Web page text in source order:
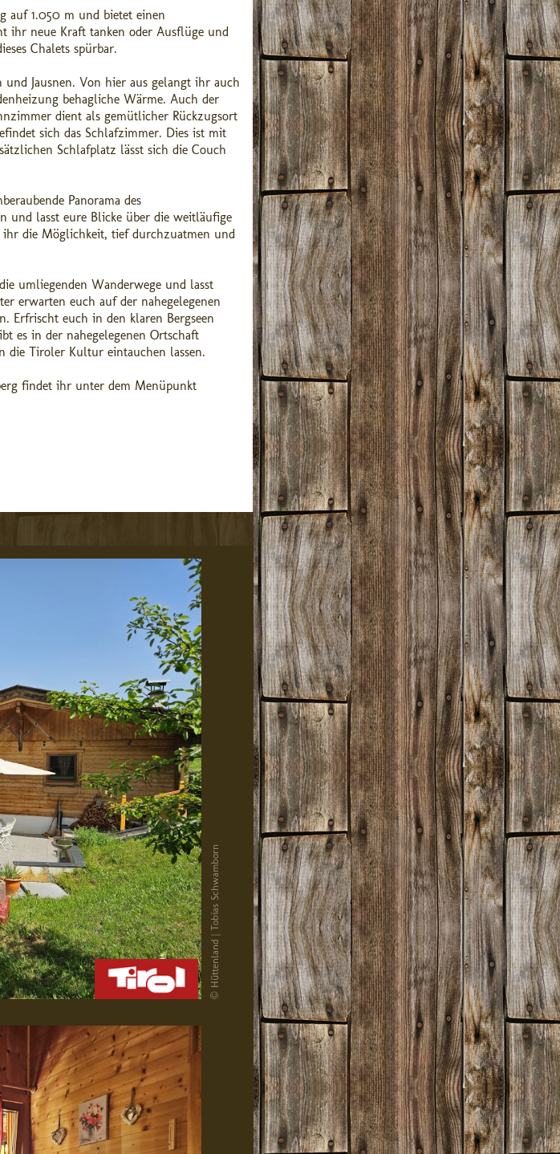
auf 1.050 m und bietet einen
ihr neue Kraft tanken oder Ausflüge und
Chalets spürbar.
Jausnen. Von hier aus gelangt ihr auch
behagliche Wärme. Auch der
dient als gemütlicher Rückzugsort
sich das Schlafzimmer. Dies ist mit
Schlafplatz lässt sich die Couch
Panorama des
und lasst eure Blicke über die weitläufige
ihr die Möglichkeit, tief durchzuatmen und
umliegenden Wanderwege und lasst
erwarten euch auf der nahegelegenen
Erfrischt euch in den klaren Bergseen
es in der nahegelegenen Ortschaft
die Tiroler Kultur eintauchen lassen.
findet ihr unter dem Menüpunkt
© Hüttenland | Tobias Schwamborn